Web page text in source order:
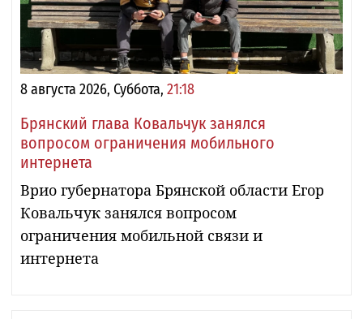
8 августа 2026, Суббота, 21:18
Брянский глава Ковальчук занялся
вопросом ограничения мобильного
интернета
Врио губернатора Брянской области Егор
Ковальчук занялся вопросом
ограничения мобильной связи и
интернета